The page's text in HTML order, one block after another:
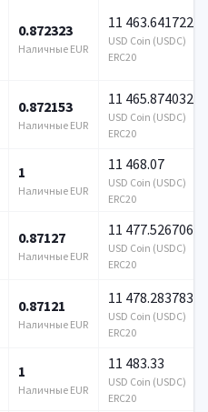
0.872323
Наличные EUR
11 463.641722
USD Coin (USDC)
ERC20
0.872153
Наличные EUR
11 465.874032
USD Coin (USDC)
ERC20
1
Наличные EUR
11 468.07
USD Coin (USDC)
ERC20
0.87127
Наличные EUR
11 477.526706
USD Coin (USDC)
ERC20
0.87121
Наличные EUR
11 478.283783
USD Coin (USDC)
ERC20
1
Наличные EUR
11 483.33
USD Coin (USDC)
ERC20